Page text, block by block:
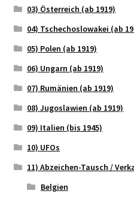
03) Österreich (ab 1919)
04) Tschechoslowakei (ab
05) Polen (ab 1919)
06) Ungarn (ab 1919)
07) Rumänien (ab 1919)
08) Jugoslawien (ab 1919)
09) Italien (bis 1945)
10) UFOs
11) Abzeichen-Tausch /
Belgien